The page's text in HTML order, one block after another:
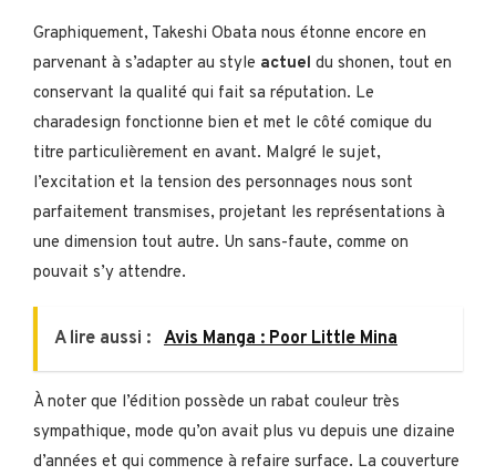
Graphiquement, Takeshi Obata nous étonne encore en
parvenant à s’adapter au style actuel du shonen, tout en
conservant la qualité qui fait sa réputation. Le
charadesign fonctionne bien et met le côté comique du
titre particulièrement en avant. Malgré le sujet,
l’excitation et la tension des personnages nous sont
parfaitement transmises, projetant les représentations à
une dimension tout autre. Un sans-faute, comme on
pouvait s’y attendre.
A lire aussi : Avis Manga : Poor Little Mina
À noter que l’édition possède un rabat couleur très
sympathique, mode qu’on avait plus vu depuis une dizaine
d’années et qui commence à refaire surface. La couverture